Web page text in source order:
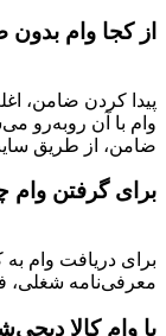
از کجا وام
پیدا کردن ضامن،
وام با آن روبه‌رو
ضامن، از طریق
برای گرفتن
برای دریافت وام
معرفی‌نامه شغلی،
با وام کالا